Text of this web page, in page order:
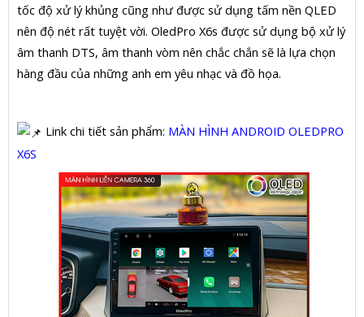
tốc độ xử lý khủng cũng như được sử dụng tấm nền QLED
nên độ nét rất tuyệt vời. OledPro X6s được sử dụng bộ xử lý
âm thanh DTS, âm thanh vòm nên chắc chắn sẽ là lựa chọn
hàng đầu của những anh em yêu nhạc và đồ họa.
Link chi tiết sản phẩm: MÀN HÌNH ANDROID OLEDPRO
X6S